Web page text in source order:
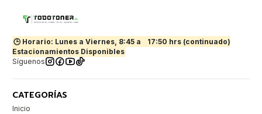
🕒 Horario: Lunes a Viernes, 8:45 a
17:50 hrs (continuado)
Estacionamientos Disponibles
Síguenos
CATEGORÍAS
Inicio